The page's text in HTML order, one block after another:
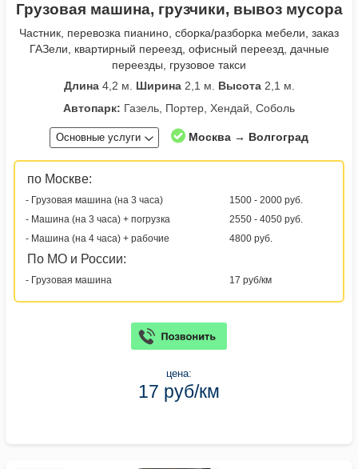
Грузовая машина, грузчики, вывоз мусора
Частник, перевозка пианино, сборка/разборка мебели, заказ
ГАЗели, квартирный переезд, офисный переезд, дачные
переезды, грузовое такси
Длина4,2 м. Ширина2,1 м. Высота2,1 м.
Автопарк: Газель, Портер, Хендай, Соболь
Основные услуги Москва → Волгоград
по Москве:
- Грузовая машина (на 3 часа)
1500 - 2000 руб.
- Машина (на 3 часа) + погрузка
2550 - 4050 руб.
- Машина (на 4 часа) + рабочие
4800 руб.
По МО и России:
- Грузовая машина 17 руб/км
цена:
17 руб/км